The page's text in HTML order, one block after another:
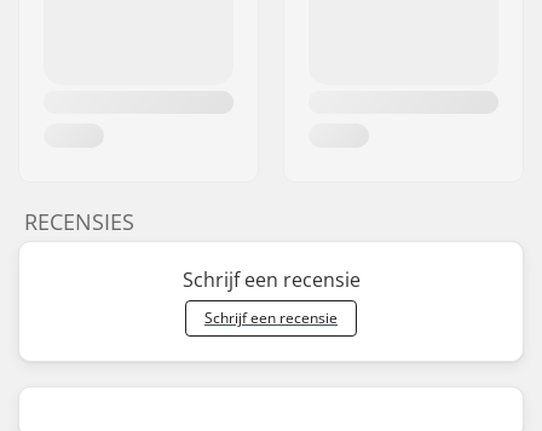
RECENSIES
Schrijf een recensie
Schrijf een recensie